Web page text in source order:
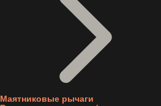
Маятниковые рычаги